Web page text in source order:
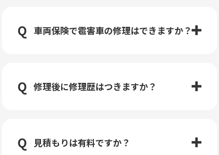
車両保険で雹害車の修理はできますか？
修理後に修理歴はつきますか？
見積もりは有料ですか？